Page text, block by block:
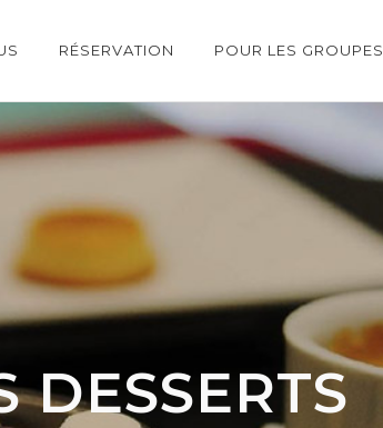
RÉSERVATION POUR LES GROUPES
DESSERTS